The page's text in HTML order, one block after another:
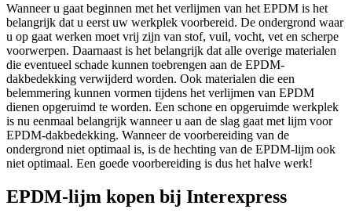
Wanneer u gaat beginnen met het verlijmen van het EPDM is het
belangrijk dat u eerst uw werkplek voorbereid. De ondergrond waar
u op gaat werken moet vrij zijn van stof, vuil, vocht, vet en scherpe
voorwerpen. Daarnaast is het belangrijk dat alle overige materialen
die eventueel schade kunnen toebrengen aan de EPDM-
dakbedekking verwijderd worden. Ook materialen die een
belemmering kunnen vormen tijdens het verlijmen van EPDM
dienen opgeruimd te worden. Een schone en opgeruimde werkplek
is nu eenmaal belangrijk wanneer u aan de slag gaat met lijm voor
EPDM-dakbedekking. Wanneer de voorbereiding van de
ondergrond niet optimaal is, is de hechting van de EPDM-lijm ook
niet optimaal. Een goede voorbereiding is dus het halve werk!
EPDM-lijm kopen bij Interexpress